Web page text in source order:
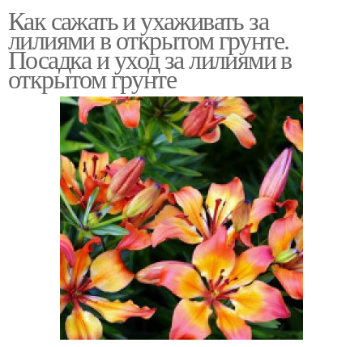
Как сажать и ухаживать за
лилиями в открытом грунте.
Посадка и уход за лилиями в
открытом грунте